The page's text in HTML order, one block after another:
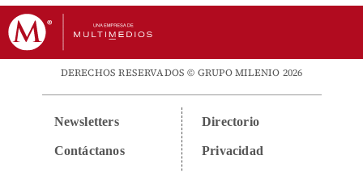
DERECHOS RESERVADOS © GRUPO MILENIO 2026
Newsletters
Contáctanos
Directorio
Privacidad